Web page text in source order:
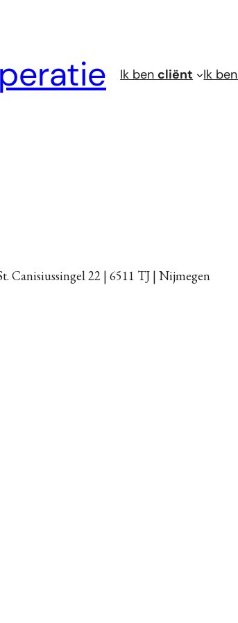
Ik ben cliënt Ik ben
Canisiussingel 22 | 6511 TJ | Nijmegen